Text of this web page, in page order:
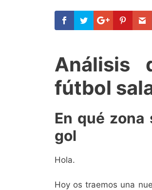
Análisis
fútbol
En qué
gol
Hola.
Hoy os traemos una